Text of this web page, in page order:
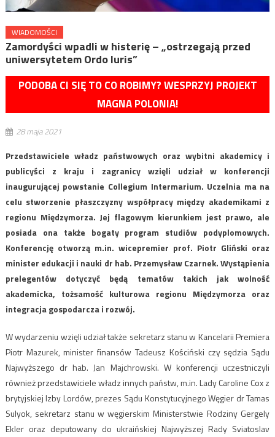
WIADOMOŚCI
Zamordyści wpadli w histerię – „ostrzegają przed
uniwersytetem Ordo Iuris”
PODOBA CI SIĘ TO CO ROBIMY? WESPRZYJ PROJEKT
MAGNA POLONIA!
28 maja 2021
Przedstawiciele władz państwowych oraz wybitni akademicy i
publicyści z kraju i zagranicy wzięli udział w konferencji
inaugurującej powstanie Collegium Intermarium. Uczelnia ma na
celu stworzenie płaszczyzny współpracy między akademikami z
regionu Międzymorza. Jej flagowym kierunkiem jest prawo, ale
posiada ona także bogaty program studiów podyplomowych.
Konferencję otworzą m.in. wicepremier prof. Piotr Gliński oraz
minister edukacji i nauki dr hab. Przemysław Czarnek. Wystąpienia
prelegentów dotyczyć będą tematów takich jak wolność
akademicka, tożsamość kulturowa regionu Międzymorza oraz
integracja gospodarcza i rozwój.
W wydarzeniu wzięli udział także sekretarz stanu w Kancelarii Premiera
Piotr Mazurek, minister finansów Tadeusz Kościński czy sędzia Sądu
Najwyższego dr hab. Jan Majchrowski. W konferencji uczestniczyli
również przedstawiciele władz innych państw, m.in. Lady Caroline Cox z
brytyjskiej Izby Lordów, prezes Sądu Konstytucyjnego Węgier dr Tamas
Sulyok, sekretarz stanu w węgierskim Ministerstwie Rodziny Gergely
Ekler oraz deputowany do ukraińskiej Najwyższej Rady Sviatoslav